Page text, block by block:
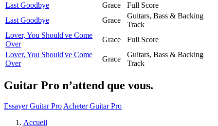
Last Goodbye
Grace
Full Score
Last Goodbye
Grace
Guitars, Bass & Backing
Track
Lover, You Should've Come
Over
Grace
Full Score
Lover, You Should've Come
Over
Grace
Guitars, Bass & Backing
Track
Guitar Pro n’attend que vous.
Essayer Guitar Pro Acheter Guitar Pro
Accueil